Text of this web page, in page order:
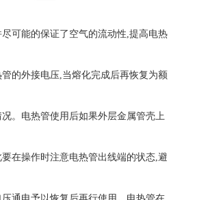
可能的保证了空气的流动性,提高电热
的外接电压,当熔化完成后再恢复为额
。电热管使用后如果外层金属管壳上
在操作时注意电热管出线端的状态,避